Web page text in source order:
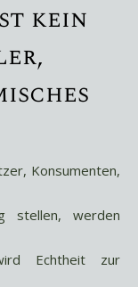
kein
Konsumenten,
stellen, werden
Echtheit zur